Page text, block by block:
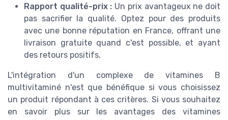
Rapport qualité-prix : Un prix avantageux ne doit
pas sacrifier la qualité. Optez pour des produits
avec une bonne réputation en France, offrant une
livraison gratuite quand c'est possible, et ayant
des retours positifs.
L'intégration d'un complexe de vitamines B
multivitaminé n'est que bénéfique si vous choisissez
un produit répondant à ces critères. Si vous souhaitez
en savoir plus sur les avantages des vitamines